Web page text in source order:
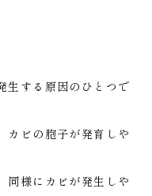
生する原因のひとつで
カビの胞子が発育しや
同様にカビが発生しや